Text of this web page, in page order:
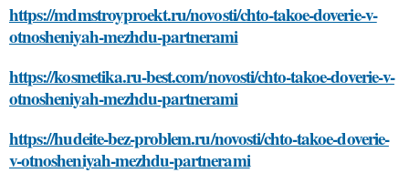
https://mdmstroyproekt.ru/novosti/chto-takoe-doverie-v-
otnosheniyah-mezhdu-partnerami
https://kosmetika.ru-best.com/novosti/chto-takoe-doverie-v-
otnosheniyah-mezhdu-partnerami
https://hudeite-bez-problem.ru/novosti/chto-takoe-doverie-
v-otnosheniyah-mezhdu-partnerami